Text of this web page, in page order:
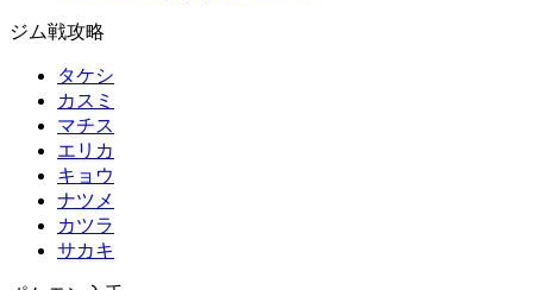
ジム戦攻略
タケシ
カスミ
マチス
エリカ
キョウ
ナツメ
カツラ
サカキ